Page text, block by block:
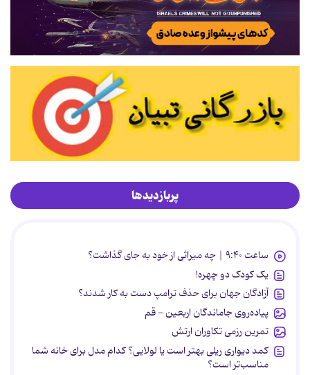
پربازدیدها
ساعت ۹:۴۰ | چه میراثی از خود به جای گذاشت؟
یک کودک دو چهره!
آزادگان جهان برای حذف ترامپ دست به کار شدند؟
پیاده‌روی جاماندگان اربعین - قم
تمرین رزمی تکاوران ارتش
کمد دیواری ریلی بهتر است یا لولایی؟ کدام مدل برای خانه شما
مناسب‌تر است؟